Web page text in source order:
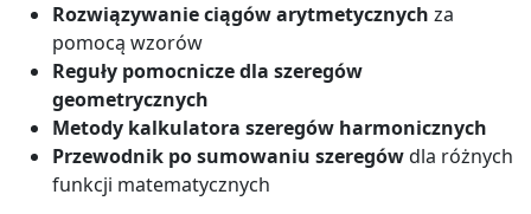
Rozwiązywanie ciągów arytmetycznych za
pomocą wzorów
Reguły pomocnicze dla szeregów
geometrycznych
Metody kalkulatora szeregów harmonicznych
Przewodnik po sumowaniu szeregówdla różnych
funkcji matematycznych